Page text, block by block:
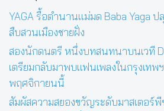
YAGA รื้อตำนานแม่มด Baba Yaga
สืบสวนเมืองชายฝั่ง
สองนักดนตรี หนึ่งบทสนทนาบนเวที
เตรียมกลับมาพบแฟนเพลงในกรุงเทพ
พฤศจิกายนนี้
สัมผัสความสยองขวัญระดับมาสเตอร์พี